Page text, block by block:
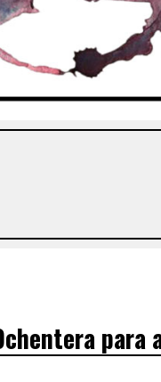
para